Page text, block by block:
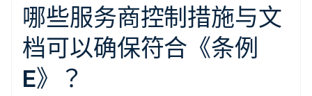
哪些服务商控制措施与文
档可以确保符合《条例
E》？